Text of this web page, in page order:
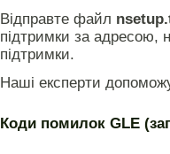
Відправте файл
підтримки за адресою,
підтримки.
Наші експерти
Коди помилок GLE